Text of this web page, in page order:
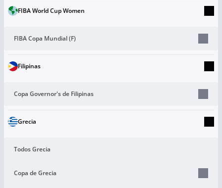
FIBA World Cup Women
FIBA Copa Mundial (F)
Filipinas
Copa Governor's de Filipinas
Grecia
Todos Grecia
Copa de Grecia